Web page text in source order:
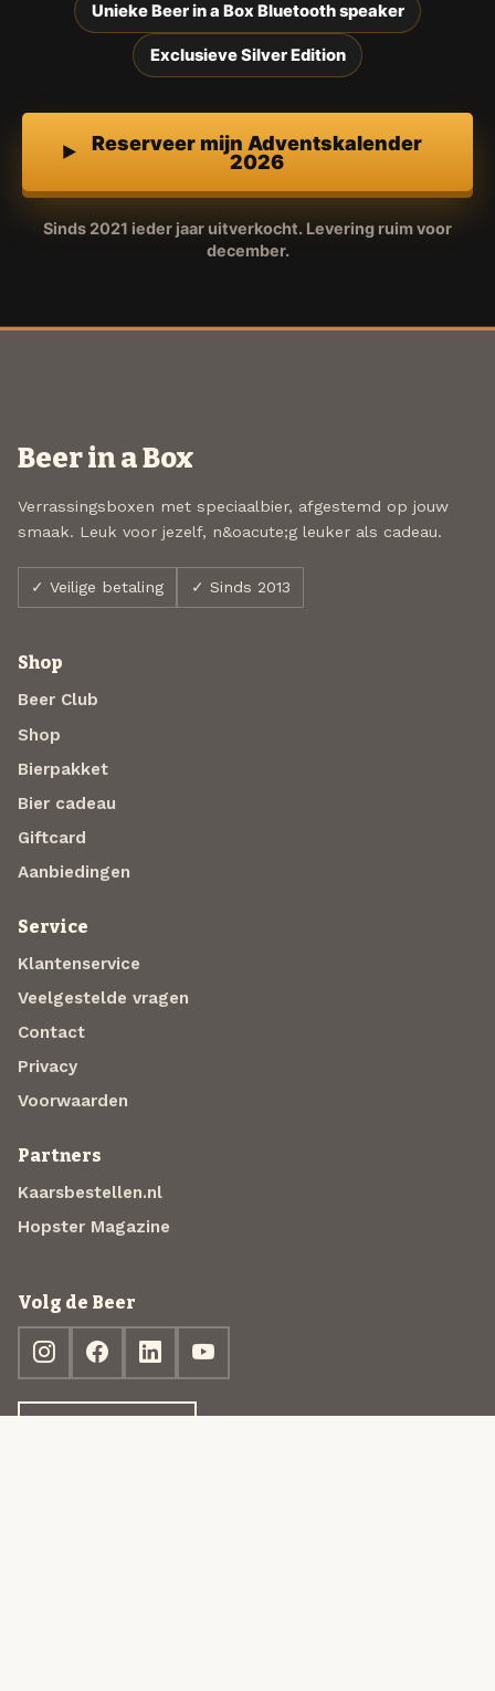
Unieke Beer in a Box Bluetooth speaker
Exclusieve Silver Edition
Reserveer mijn Adventskalender
2026
Sinds 2021 ieder jaar uitverkocht. Levering ruim voor
december.
Beer in a Box
Verrassingsboxen met speciaalbier, afgestemd op jouw
smaak. Leuk voor jezelf, n&oacute;g leuker als cadeau.
✓ Veilige betaling ✓ Sinds 2013
Shop
Beer Club
Shop
Bierpakket
Bier cadeau
Giftcard
Aanbiedingen
Service
Klantenservice
Veelgestelde vragen
Contact
Privacy
Voorwaarden
Partners
Kaarsbestellen.nl
Hopster Magazine
Volg de Beer